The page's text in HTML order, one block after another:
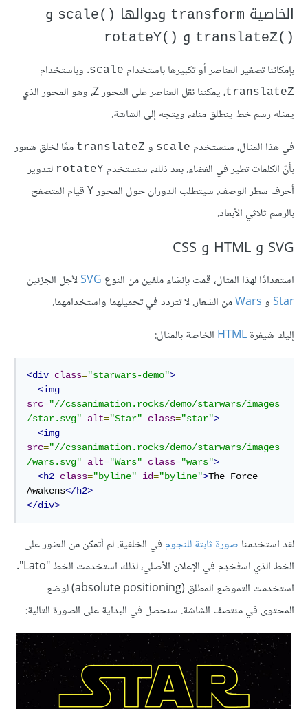
الخاصية transform ودوالها‏ scale()‎ و
translateZ()‎ و rotateY()‎
بإمكاننا تصغير العناصر أو تكبيرها باستخدام scale. وباستخدام
translateZ
، يمكننا نقل العناصر على المحور Z، وهو المحور الذي
يمثله رسم خط ينطلق منك، ويتجه إلى الشاشة.
في هذا المثال، سنستخدم scale و translateZ معًا لخلق شعور
بأنّ الكلمات تطير في الفضاء. بعد ذلك، سنستخدم rotateY لتدوير
أحرف سطر الوصف. سيتطلب الدوران حول المحور Y قيام المتصفح
بالرسم ثلاثي الأبعاد.
SVG و HTML و CSS
استعدادًا لهذا المثال، قمت بإنشاء ملفين من النوع SVGلأجل الجزئين
StarوWarsمن الشعار. لا تتردد في تحميلهما واستخدامهما.
إليك شيفرةHTML الخاصة بالمثال:
<div class="starwars-demo">
<img
src="//cssanimation.rocks/demo/starwars/images
/star.svg"
alt="Star" class="star">
<img
src="//cssanimation.rocks/demo/starwars/images
/wars.svg"
alt="Wars" class="wars">
<h2 class="byline" id="byline">The Force
Awakens</h2>
</div>
لقد استخدمنا صورة ثابتة للنجوم في الخلفية. لم أتمكن من العثور على
الخط الذي استُخدِم في الإعلان الأصلي، لذلك استخدمت الخط "Lato".
استخدمت التموضع المطلق (absolute positioning) لوضع
المحتوى في منتصف الشاشة. سنحصل في البداية على الصورة التالية: